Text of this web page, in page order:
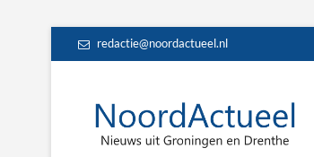
redactie@noordactueel.nl